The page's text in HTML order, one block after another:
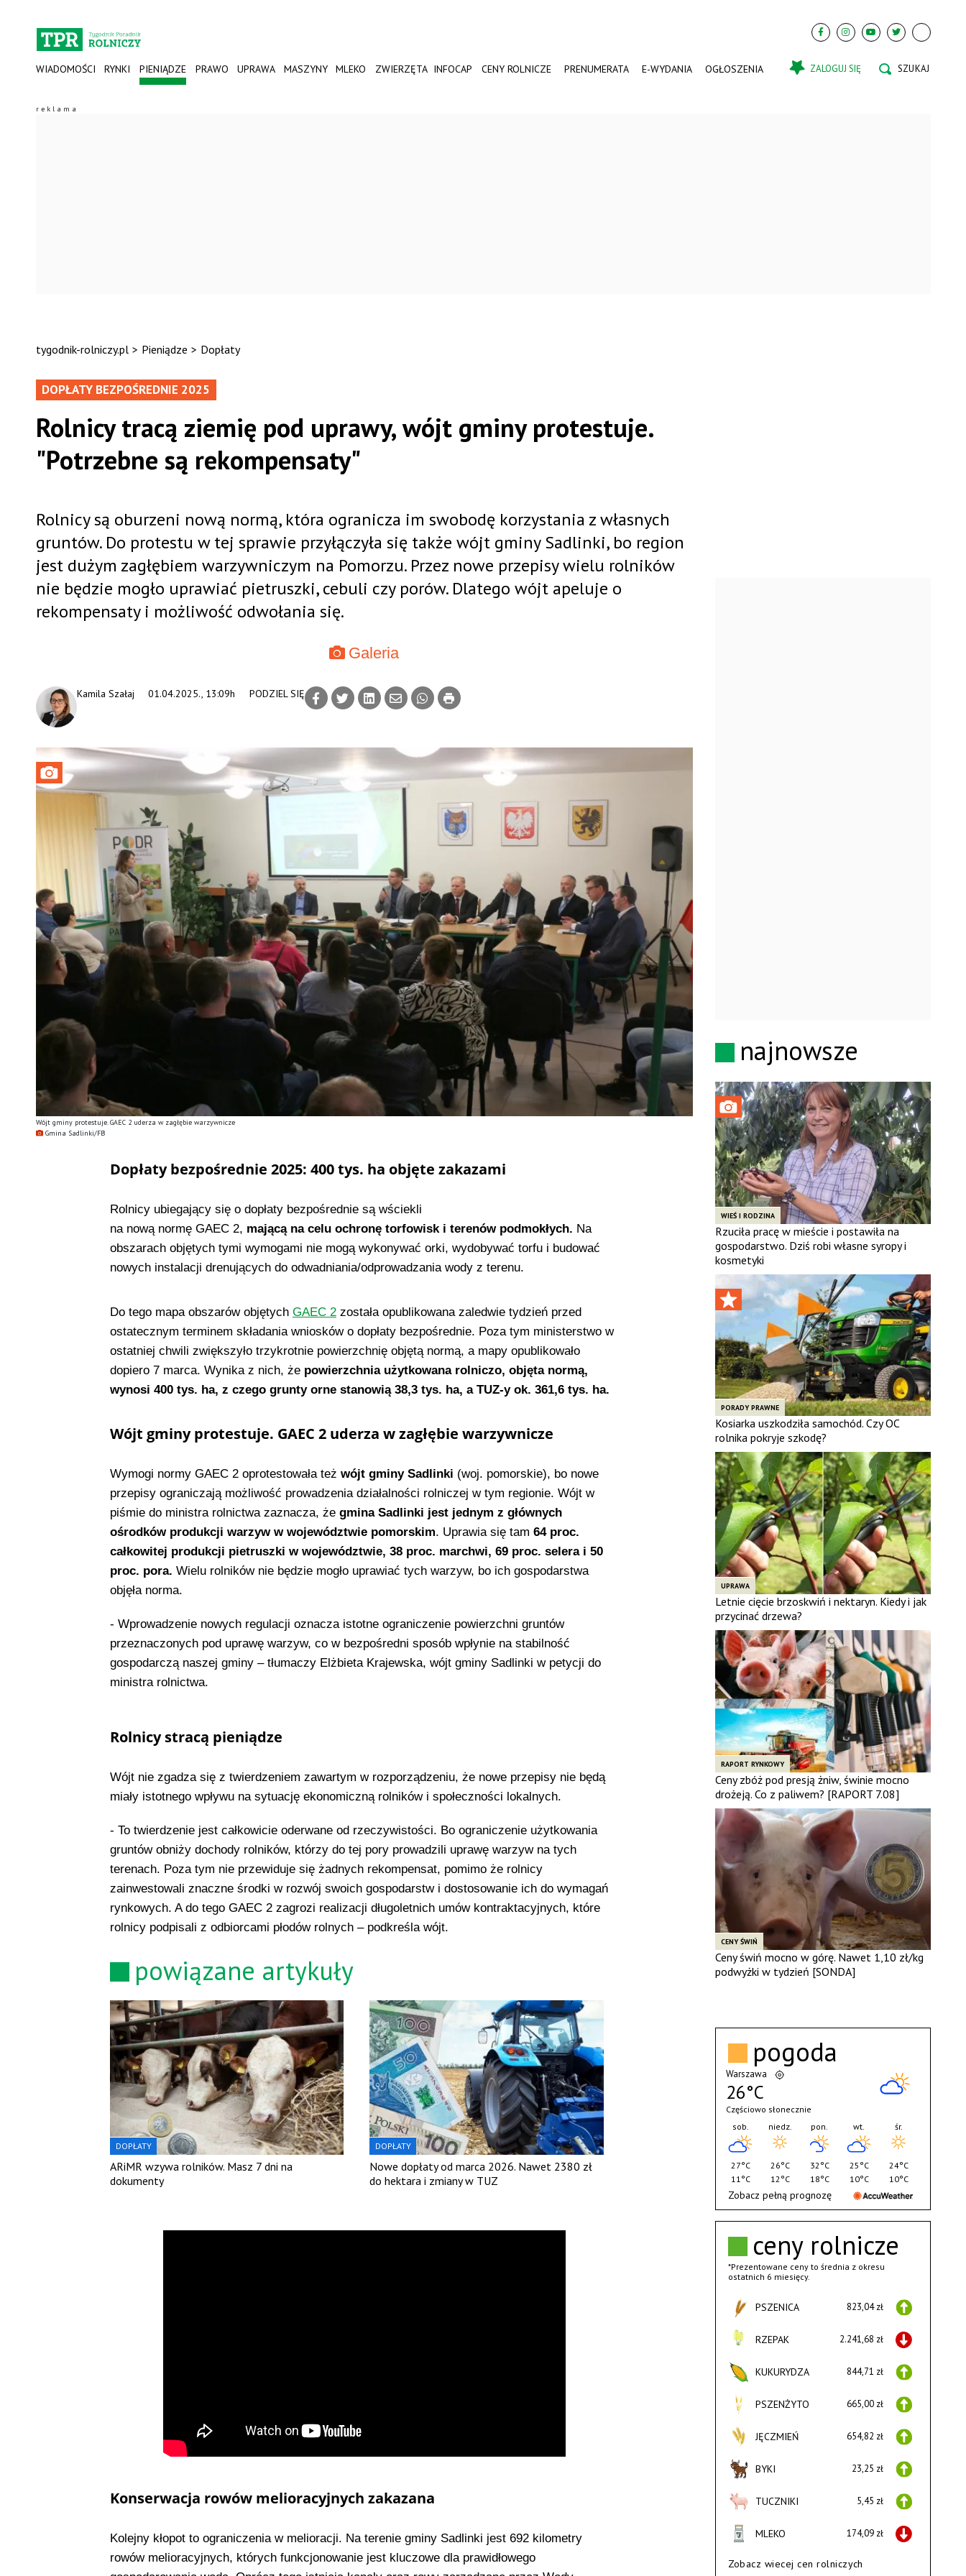
WIADOMOŚCI RYNKI PIENIĄDZE PRAWO UPRAWA MASZYNY MLEKO ZWIERZĘTA INFOCAP CENY ROLNICZE PRENUMERATA E-WYDANIA OGŁOSZENIA ZALOGUJ SIĘ
tygodnik-rolniczy.pl > Pieniądze > Dopłaty
Wójt gminy protestuje. GAEC 2 uderza w zagłębie warzywnicze
Gmina Sadlinki/FB
DOPŁATY BEZPOŚREDNIE 2025
Rolnicy tracą ziemię pod uprawy, wójt gminy protestuje.
"Potrzebne są rekompensaty"
01.04.2025., 13:09h
Kamila Szałaj PODZIEL SIĘ
Rolnicy są oburzeni nową normą, która ogranicza im swobodę korzystania z własnych
gruntów. Do protestu w tej sprawie przyłączyła się także wójt gminy Sadlinki, bo region
jest dużym zagłębiem warzywniczym na Pomorzu. Przez nowe przepisy wielu rolników
nie będzie mogło uprawiać pietruszki, cebuli czy porów. Dlatego wójt apeluje o
rekompensaty i możliwość odwołania się.
Galeria
Dopłaty bezpośrednie 2025: 400 tys. ha objęte zakazami
Rolnicy ubiegający się o dopłaty bezpośrednie są wściekli
na nową normę GAEC 2, mającą na celu ochronę torfowisk i terenów podmokłych. Na
obszarach objętych tymi wymogami nie mogą wykonywać orki, wydobywać torfu i budować
nowych instalacji drenujących do odwadniania/odprowadzania wody z terenu.
Do tego mapa obszarów objętych GAEC 2została opublikowana zaledwie tydzień przed
ostatecznym terminem składania wniosków o dopłaty bezpośrednie. Poza tym ministerstwo w
ostatniej chwili zwiększyło trzykrotnie powierzchnię objętą normą, a mapy opublikowało
dopiero 7 marca. Wynika z nich, że powierzchnia użytkowana rolniczo, objęta normą,
wynosi 400 tys. ha, z czego grunty orne stanowią 38,3 tys. ha, a TUZ-y ok. 361,6 tys. ha.
Wójt gminy protestuje. GAEC 2 uderza w zagłębie warzywnicze
Wymogi normy GAEC 2 oprotestowała też wójt gminy Sadlinki (woj. pomorskie), bo nowe
przepisy ograniczają możliwość prowadzenia działalności rolniczej w tym regionie. Wójt w
piśmie do ministra rolnictwa zaznacza, że gmina Sadlinki jest jednym z głównych
ośrodków produkcji warzyw w województwie pomorskim. Uprawia się tam 64 proc.
całkowitej produkcji pietruszki w województwie, 38 proc. marchwi, 69 proc. selera i 50
proc. pora. Wielu rolników nie będzie mogło uprawiać tych warzyw, bo ich gospodarstwa
objęła norma.
- Wprowadzenie nowych regulacji oznacza istotne ograniczenie powierzchni gruntów
przeznaczonych pod uprawę warzyw, co w bezpośredni sposób wpłynie na stabilność
gospodarczą naszej gminy – tłumaczy Elżbieta Krajewska, wójt gminy Sadlinki w petycji do
ministra rolnictwa.
Rolnicy stracą pieniądze
Wójt nie zgadza się z twierdzeniem zawartym w rozporządzeniu, że nowe przepisy nie będą
miały istotnego wpływu na sytuację ekonomiczną rolników i społeczności lokalnych.
- To twierdzenie jest całkowicie oderwane od rzeczywistości. Bo ograniczenie użytkowania
gruntów obniży dochody rolników, którzy do tej pory prowadzili uprawę warzyw na tych
terenach. Poza tym nie przewiduje się żadnych rekompensat, pomimo że rolnicy
zainwestowali znaczne środki w rozwój swoich gospodarstw i dostosowanie ich do wymagań
rynkowych. A do tego GAEC 2 zagrozi realizacji długoletnich umów kontraktacyjnych, które
rolnicy podpisali z odbiorcami płodów rolnych – podkreśla wójt.
powiązane artykuły
DOPŁATY
ARiMR wzywa rolników. Masz 7 dni na
dokumenty
DOPŁATY
Nowe dopłaty od marca 2026. Nawet 2380 zł
do hektara i zmiany w TUZ
Konserwacja rowów melioracyjnych zakazana
Kolejny kłopot to ograniczenia w melioracji. Na terenie gminy Sadlinki jest 692 kilometry
rowów melioracyjnych, których funkcjonowanie jest kluczowe dla prawidłowego
najnowsze
WIEŚ I RODZINA
Rzuciła pracę w mieście i postawiła na
gospodarstwo. Dziś robi własne syropy i
kosmetyki
PORADY PRAWNE
Kosiarka uszkodziła samochód. Czy OC
rolnika pokryje szkodę?
UPRAWA
Letnie cięcie brzoskwiń i nektaryn. Kiedy i jak
przycinać drzewa?
RAPORT RYNKOWY
Ceny zbóż pod presją żniw, świnie mocno
drożeją. Co z paliwem? [RAPORT 7.08]
CENY ŚWIŃ
Ceny świń mocno w górę. Nawet 1,10 zł/kg
podwyżki w tydzień [SONDA]
ceny rolnicze
*Prezentowane ceny to średnia z okresu
ostatnich 6 miesięcy.
PSZENICA 823,04 zł
RZEPAK 2.241,68 zł
KUKURYDZA 844,71 zł
PSZENŻYTO 665,00 zł
JĘCZMIEŃ 654,82 zł
BYKI 23,25 zł
TUCZNIKI 5,45 zł
MLEKO 174,09 zł
Zobacz wiecej cen rolniczych
pogoda
Warszawa
26°C
Częściowo słonecznie
sob.
27°C
11°C
niedz.
26°C
12°C
pon.
32°C
18°C
wt.
25°C
10°C
śr.
24°C
10°C
Zobacz pełną prognozę